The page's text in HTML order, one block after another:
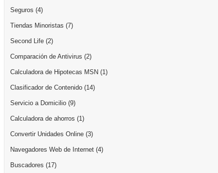
Seguros (4)
Tiendas Minoristas (7)
Second Life (2)
Comparación de Antivirus (2)
Calculadora de Hipotecas MSN (1)
Clasificador de Contenido (14)
Servicio a Domicilio (9)
Calculadora de ahorros (1)
Convertir Unidades Online (3)
Navegadores Web de Internet (4)
Buscadores (17)